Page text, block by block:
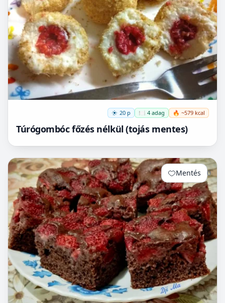
20 p 🍽️ 4 adag 🔥 ~579 kcal
Túrógombóc főzés nélkül (tojás mentes)
Mentés 0